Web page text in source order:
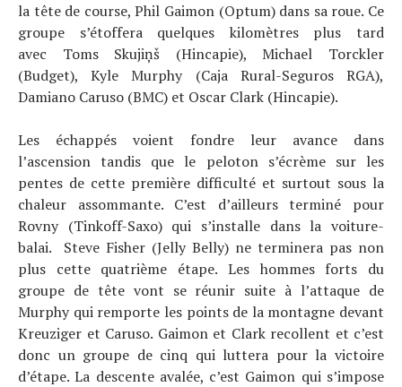
la tête de course, Phil Gaimon (Optum) dans sa roue. Ce
groupe s’étoffera quelques kilomètres plus tard
avec Toms Skujiņš (Hincapie), Michael Torckler
(Budget), Kyle Murphy (Caja Rural-Seguros RGA),
Damiano Caruso (BMC) et Oscar Clark (Hincapie).
Les échappés voient fondre leur avance dans
l’ascension tandis que le peloton s’écrème sur les
pentes de cette première difficulté et surtout sous la
chaleur assommante. C’est d’ailleurs terminé pour
Rovny (Tinkoff-Saxo) qui s’installe dans la voiture-
balai. Steve Fisher (Jelly Belly) ne terminera pas non
plus cette quatrième étape. Les hommes forts du
groupe de tête vont se réunir suite à l’attaque de
Murphy qui remporte les points de la montagne devant
Kreuziger et Caruso. Gaimon et Clark recollent et c’est
donc un groupe de cinq qui luttera pour la victoire
d’étape. La descente avalée, c’est Gaimon qui s’impose